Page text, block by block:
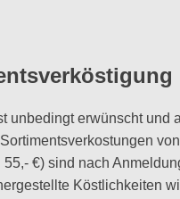
unbedingt erwünscht und
55,- €) sind nach
Köstlichkeiten